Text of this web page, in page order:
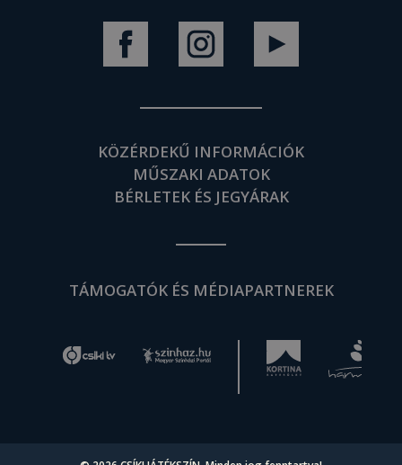
KÖZÉRDEKŰ INFORMÁCIÓK
MŰSZAKI ADATOK
BÉRLETEK ÉS JEGYÁRAK
TÁMOGATÓK ÉS MÉDIAPARTNEREK